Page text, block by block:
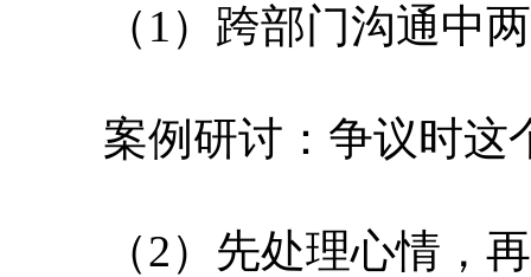
（1）跨部门沟通中两
案例研讨：争议时这
（2）先处理心情，再